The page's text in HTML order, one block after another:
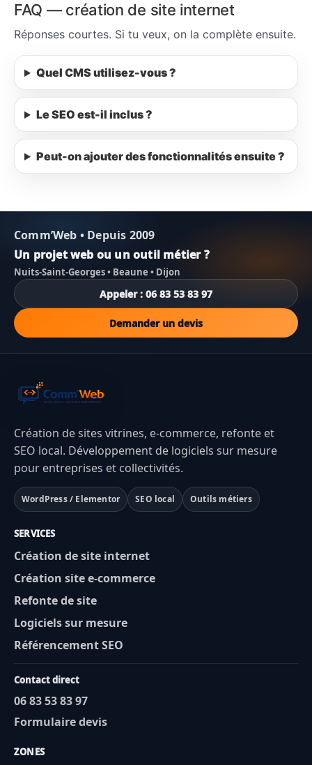
FAQ — création de site internet
Réponses courtes. Si tu veux, on la complète ensuite.
Quel CMS utilisez-vous ?
Le SEO est-il inclus ?
Peut-on ajouter des fonctionnalités ensuite ?
Comm’Web • Depuis 2009
Un projet web ou un outil métier ?
Nuits-Saint-Georges • Beaune • Dijon
Appeler : 06 83 53 83 97
Demander un devis
Création de sites vitrines, e-commerce, refonte et
SEO local. Développement de logiciels sur mesure
pour entreprises et collectivités.
WordPress / Elementor SEO local Outils métiers
SERVICES
Création de site internet
Création site e-commerce
Refonte de site
Logiciels sur mesure
Référencement SEO
Contact direct
06 83 53 83 97
Formulaire devis
ZONES